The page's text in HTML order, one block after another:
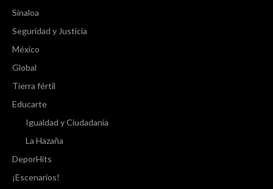
Sinaloa
Seguridad y Justicia
México
Global
Tierra fértil
Educarte
Igualdad y Ciudadanía
La Hazaña
DeporHits
¡Escenarios!